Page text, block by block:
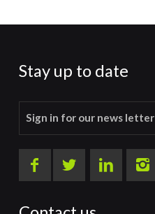
Stay up to date
Sign in for our news letter